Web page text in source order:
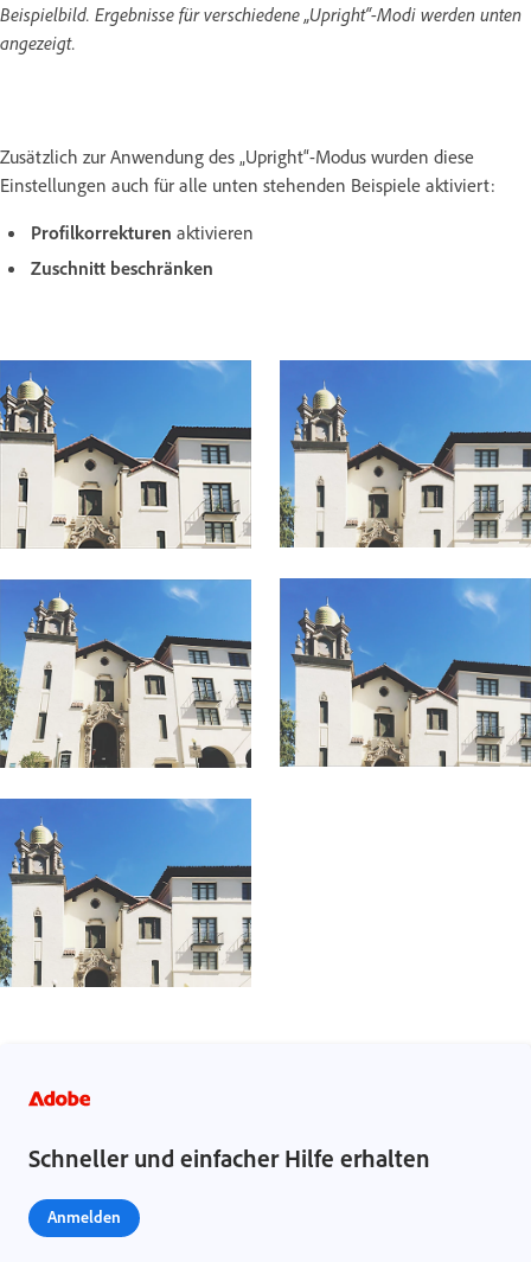
Beispielbild. Ergebnisse für verschiedene „Upright“-Modi werden unten
angezeigt.
Zusätzlich zur Anwendung des „Upright“-Modus wurden diese
Einstellungen auch für alle unten stehenden Beispiele aktiviert:
Profilkorrekturen aktivieren
Zuschnitt beschränken
Schneller und einfacher Hilfe erhalten
Anmelden